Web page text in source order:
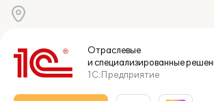
Отраслевые
и специализированные
1С:Предприятие